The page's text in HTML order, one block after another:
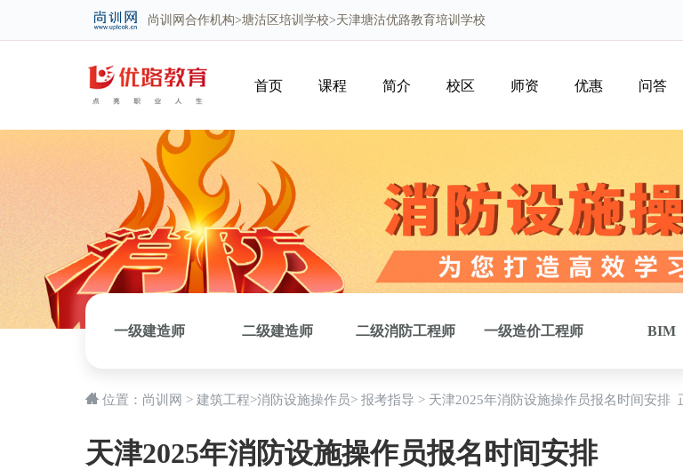
尚训网 合作机构>塘沽区培训学校>天津塘沽优路教育培训学校
首页 课程 简介 校区 师资 优惠 问答
一级建造师 二级建造师 二级消防工程师 一级造价工程师 BIM
位置： 尚训网 > 建筑工程>消防设施操作员> 报考指导 > 天津2025年消防设施操作员报名时间安排
天津2025年消防设施操作员报名时间安排